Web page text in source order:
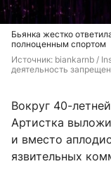
Бьянка жестко
полноценным спортом
Источник: biankarnb /
деятельность
Вокруг 40-
Артистка
и вместо
язвительных